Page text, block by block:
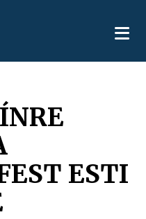
ESTI